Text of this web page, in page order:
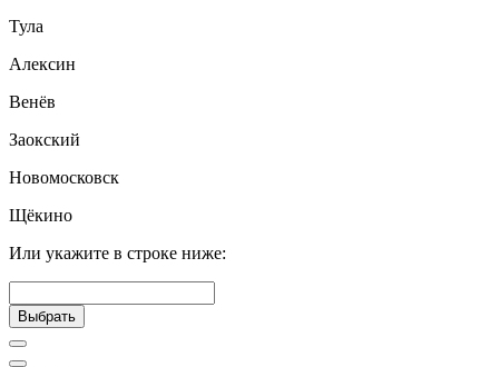
Тула
Алексин
Венёв
Заокский
Новомосковск
Щёкино
Или укажите в строке ниже:
Выбрать